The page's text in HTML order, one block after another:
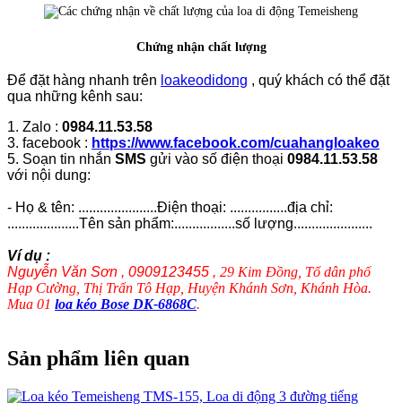
Chứng nhận chất lượng
Để đặt hàng nhanh trên loakeodidong , quý khách có thể đặt
qua những kênh sau:
1. Zalo : 0984.11.53.58
3. facebook : https://www.facebook.com/cuahangloakeo
5. Soạn tin nhắn SMS gửi vào số điện thoại 0984.11.53.58
với nội dung:
- Họ & tên: ......................Điện thoại: ................địa chỉ:
....................Tên sản phẩm:.................số lượng......................
Ví dụ :
Nguyễn Văn Sơn , 0909123455 , 29 Kim Đồng, Tổ dân phố
Hạp Cường, Thị Trấn Tô Hạp, Huyện Khánh Sơn, Khánh Hòa.
Mua 01 loa kéo Bose DK-6868C.
Sản phẩm liên quan